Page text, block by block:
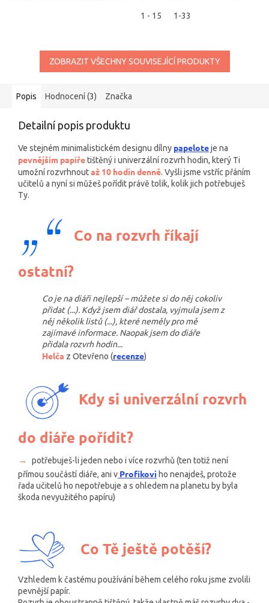
Přibylové.
1 - 15 1-33
ZOBRAZIT VŠECHNY SOUVISEJÍCÍ PRODUKTY
Popis Hodnocení (3) Značka
Detailní popis produktu
Ve stejném minimalistickém designu dílny papeloteje na
pevnějším papířetištěný i univerzální rozvrh hodin, který Ti
umožní rozvrhnoutaž 10 hodin denně. Vyšli jsme vstříc přáním
učitelů a nyní si můžeš pořídit právě tolik, kolik jich potřebuješ
Ty.
Co na rozvrh říkají
ostatní?
Co je na diáři nejlepší – můžete si do něj cokoliv
přidat (...). Když jsem diář dostala, vyjmula jsem z
něj několik listů (...), které neměly pro mě
zajímavé informace. Naopak jsem do diáře
přidala rozvrh hodin...
Helča z Otevřeno (recenze)
Kdy si univerzální rozvrh
do diáře pořídit?
→
potřebuješ-li jeden nebo i více rozvrhů (ten totiž není
přímou součástí diáře, ani v Profíkovi ho nenajdeš, protože
řada učitelů ho nepotřebuje a s ohledem na planetu by byla
škoda nevyužitého papíru)
Co Tě ještě potěší?
Vzhledem k častému používání během celého roku jsme zvolili
pevnější papír.